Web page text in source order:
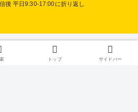
後 平日9:30-17:00に折り返し
バシ
トップ サイドバー